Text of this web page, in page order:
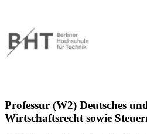
Professur (W2) Deutsches
Wirtschaftsrecht sowie